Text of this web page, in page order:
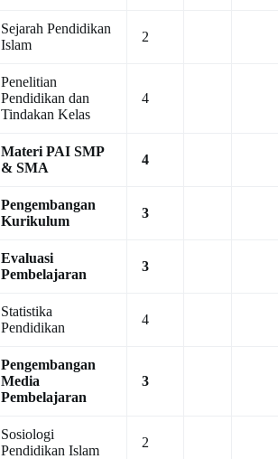
Sejarah Pendidikan
Islam
2
Penelitian
Pendidikan dan
Tindakan Kelas
4
Materi PAI SMP
& SMA
4
Pengembangan
Kurikulum
3
Evaluasi
Pembelajaran
3
Statistika
Pendidikan
4
Pengembangan
Media
Pembelajaran
3
Sosiologi
Pendidikan Islam
2